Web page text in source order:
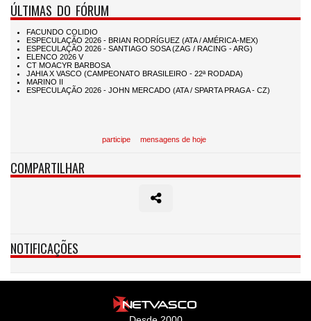
ÚLTIMAS DO FÓRUM
participe mensagens de hoje
COMPARTILHAR
NOTIFICAÇÕES